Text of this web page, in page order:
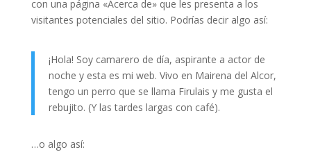
con una página «Acerca de» que les presenta a los
visitantes potenciales del sitio. Podrías decir algo así:
¡Hola! Soy camarero de día, aspirante a actor de
noche y esta es mi web. Vivo en Mairena del Alcor,
tengo un perro que se llama Firulais y me gusta el
rebujito. (Y las tardes largas con café).
…o algo así: